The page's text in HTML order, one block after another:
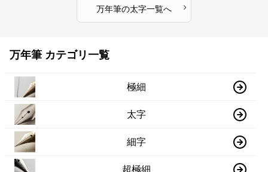
万年筆の太字一覧へ ›
万年筆 カテゴリ一覧
極細
太字
細字
超極細